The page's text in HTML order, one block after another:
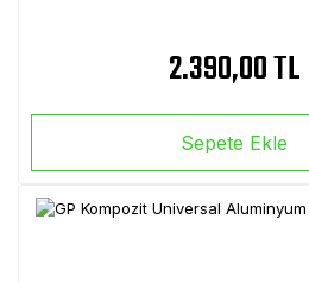
2.390,00 TL
Sepete Ekle